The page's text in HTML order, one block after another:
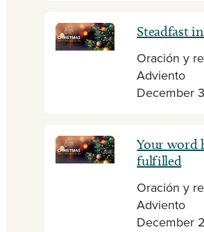
Steadfast
Oración y
Adviento
December
Your word
fulfilled
Oración y
Adviento
December